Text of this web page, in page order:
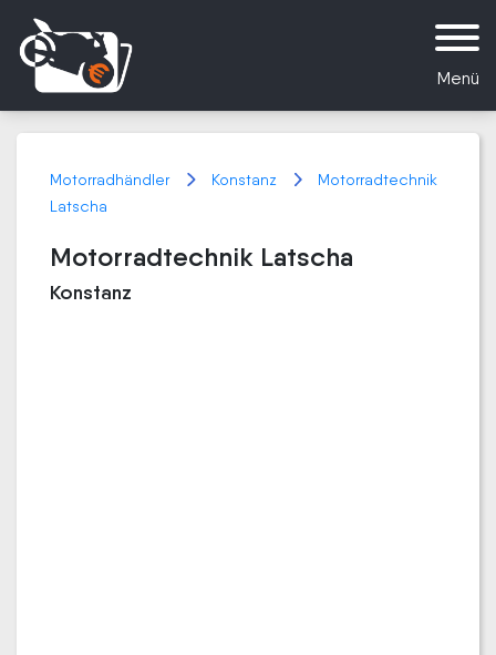
Menü
Motorradhändler Konstanz
Motorradtechnik
Latscha
Motorradtechnik Latscha
Konstanz